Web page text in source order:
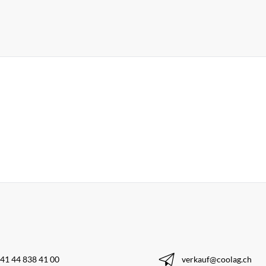
44 838 41 00 verkauf@coolag.ch